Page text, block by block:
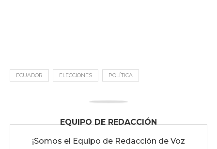
ECUADOR ELECCIONES POLÍTICA
EQUIPO DE REDACCIÓN
¡Somos el Equipo de Redacción de Voz